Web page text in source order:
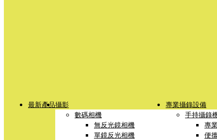
最新產品攝影
數碼相機
無反光鏡相機
單鏡反光相機
專業攝錄設備
手持攝錄
專
便